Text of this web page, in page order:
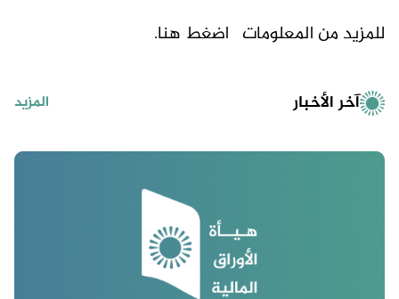
للمزيد من المعلومات اضغط هنا.
آخر الأخبار المزيد